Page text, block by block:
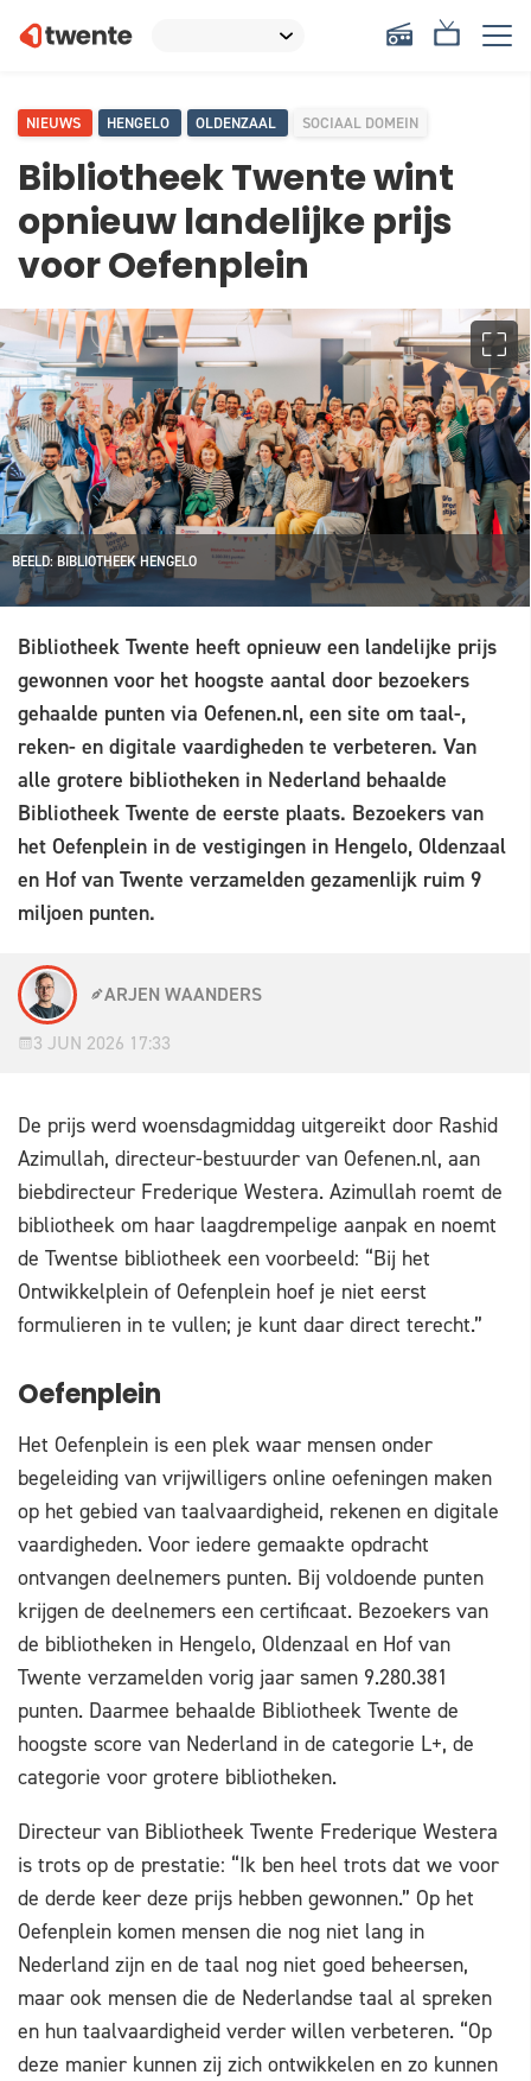
NIEUWS HENGELO OLDENZAAL SOCIAAL DOMEIN
Bibliotheek Twente wint
opnieuw landelijke prijs
voor Oefenplein
BEELD: BIBLIOTHEEK HENGELO
Bibliotheek Twente heeft opnieuw een landelijke prijs
gewonnen voor het hoogste aantal door bezoekers
gehaalde punten via Oefenen.nl, een site om taal-,
reken- en digitale vaardigheden te verbeteren. Van
alle grotere bibliotheken in Nederland behaalde
Bibliotheek Twente de eerste plaats. Bezoekers van
het Oefenplein in de vestigingen in Hengelo, Oldenzaal
en Hof van Twente verzamelden gezamenlijk ruim 9
miljoen punten.
ARJEN WAANDERS
3 JUN 2026 17:33
De prijs werd woensdagmiddag uitgereikt door Rashid
Azimullah, directeur-bestuurder van Oefenen.nl, aan
biebdirecteur Frederique Westera. Azimullah roemt de
bibliotheek om haar laagdrempelige aanpak en noemt
de Twentse bibliotheek een voorbeeld: “Bij het
Ontwikkelplein of Oefenplein hoef je niet eerst
formulieren in te vullen; je kunt daar direct terecht.”
Oefenplein
Het Oefenplein is een plek waar mensen onder
begeleiding van vrijwilligers online oefeningen maken
op het gebied van taalvaardigheid, rekenen en digitale
vaardigheden. Voor iedere gemaakte opdracht
ontvangen deelnemers punten. Bij voldoende punten
krijgen de deelnemers een certificaat. Bezoekers van
de bibliotheken in Hengelo, Oldenzaal en Hof van
Twente verzamelden vorig jaar samen 9.280.381
punten. Daarmee behaalde Bibliotheek Twente de
hoogste score van Nederland in de categorie L+, de
categorie voor grotere bibliotheken.
Directeur van Bibliotheek Twente Frederique Westera
is trots op de prestatie: “Ik ben heel trots dat we voor
de derde keer deze prijs hebben gewonnen.” Op het
Oefenplein komen mensen die nog niet lang in
Nederland zijn en de taal nog niet goed beheersen,
maar ook mensen die de Nederlandse taal al spreken
en hun taalvaardigheid verder willen verbeteren. “Op
deze manier kunnen zij zich ontwikkelen en zo kunnen